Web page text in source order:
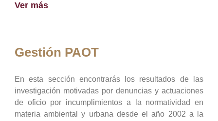
Ver más
Gestión PAOT
En esta sección encontrarás los resultados de las
investigación motivadas por denuncias y actuaciones
de oficio por incumplimientos a la normatividad en
materia ambiental y urbana desde el año 2002 a la